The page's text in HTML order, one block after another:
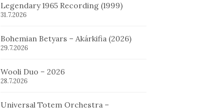
Legendary 1965 Recording (1999)
31.7.2026
Bohemian Betyars – Akárkifia (2026)
29.7.2026
Wooli Duo – 2026
28.7.2026
Universal Totem Orchestra –